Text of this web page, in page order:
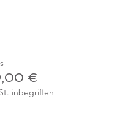
€
inbegriffen